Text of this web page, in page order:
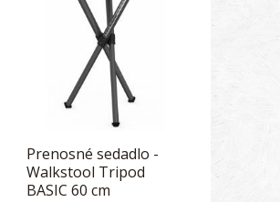
Prenosné sedadlo -
Walkstool Tripod
BASIC 60 cm